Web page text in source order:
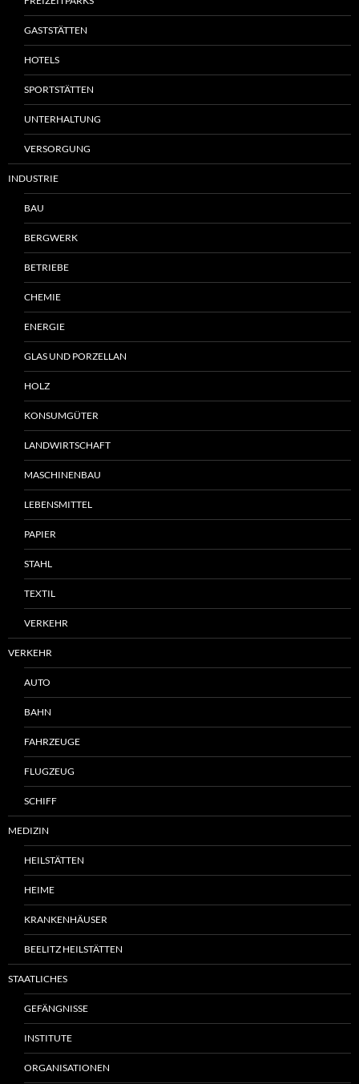
GASTSTÄTTEN
HOTELS
SPORTSTÄTTEN
UNTERHALTUNG
VERSORGUNG
INDUSTRIE
BAU
BERGWERK
BETRIEBE
CHEMIE
ENERGIE
GLAS UND PORZELLAN
HOLZ
KONSUMGÜTER
LANDWIRTSCHAFT
MASCHINENBAU
LEBENSMITTEL
PAPIER
STAHL
TEXTIL
VERKEHR
VERKEHR
AUTO
BAHN
FAHRZEUGE
FLUGZEUG
SCHIFF
MEDIZIN
HEILSTÄTTEN
HEIME
KRANKENHÄUSER
BEELITZ HEILSTÄTTEN
STAATLICHES
GEFÄNGNISSE
INSTITUTE
ORGANISATIONEN